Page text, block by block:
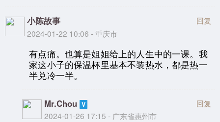
小陈故事
2024-01-22 10:06 - 重庆市
回复
有点痛。也算是姐姐给上的人生中的一课。我
家这小子的保温杯里基本不装热水，都是热一
半兑冷一半。
Mr.Chou
2024-01-26 17:15 - 广东省惠州市
回复